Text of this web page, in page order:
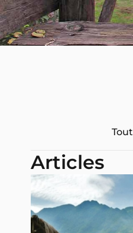
Tout
Articles